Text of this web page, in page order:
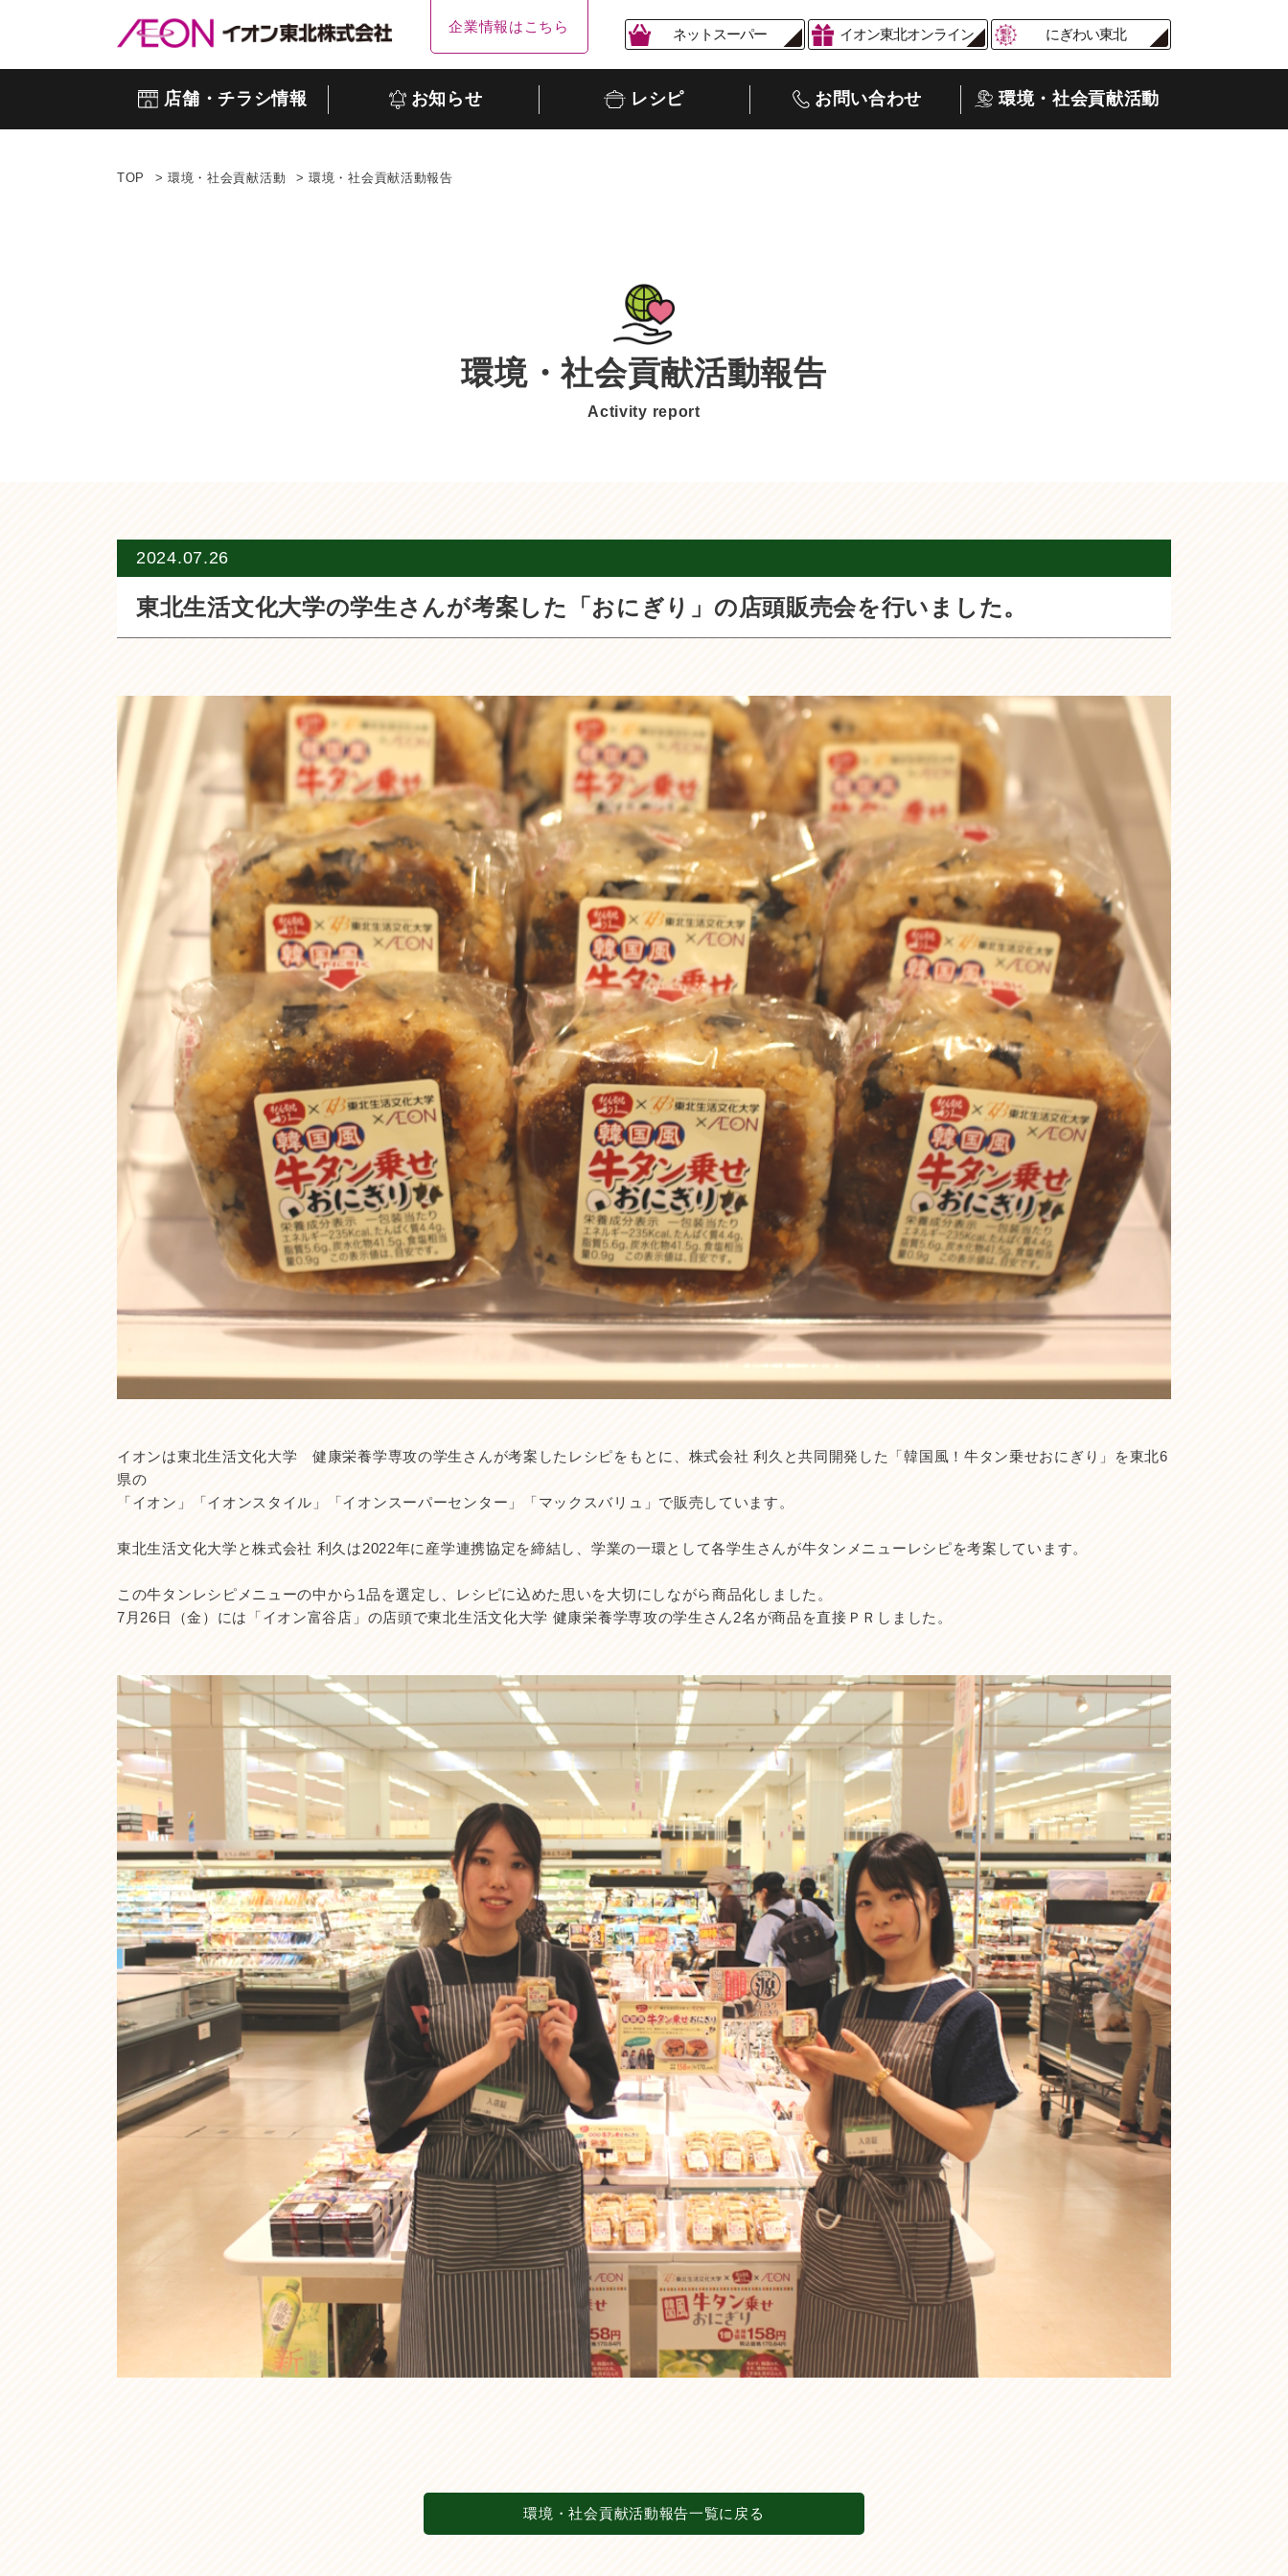
企業情報はこちら ネットスーパー イオン東北オンライン にぎわい東北
店舗・チラシ情報 お知らせ レシピ お問い合わせ 環境・社会貢献活動
TOP 環境・社会貢献活動 環境・社会貢献活動報告
環境・社会貢献活動報告
Activity report
2024.07.26
東北生活文化大学の学生さんが考案した「おにぎり」の店頭販売会を行いました。
イオンは東北生活文化大学 健康栄養学専攻の学生さんが考案したレシピをもとに、株式会社 利久と共同開発した「韓国風！牛タン乗せおにぎり」を東北6
県の
「イオン」「イオンスタイル」「イオンスーパーセンター」「マックスバリュ」で販売しています。
東北生活文化大学と株式会社 利久は2022年に産学連携協定を締結し、学業の一環として各学生さんが牛タンメニューレシピを考案しています。
この牛タンレシピメニューの中から1品を選定し、レシピに込めた思いを大切にしながら商品化しました。
7月26日（金）には「イオン富谷店」の店頭で東北生活文化大学 健康栄養学専攻の学生さん2名が商品を直接ＰＲしました。
環境・社会貢献活動報告一覧に戻る